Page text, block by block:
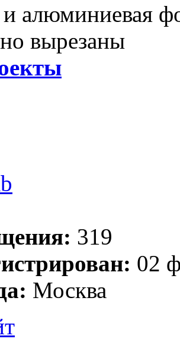
алюминиевая
вырезаны
319
02
Москва